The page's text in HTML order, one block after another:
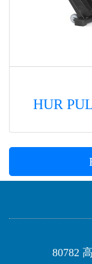
HUR
80782